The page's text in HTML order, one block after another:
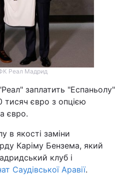
Реал Мадрид
заплатить "Еспаньолу"
тисяч євро з опцією
євро.
в якості заміни
Каріму Бензема, який
клуб і
Саудівської Аравії.